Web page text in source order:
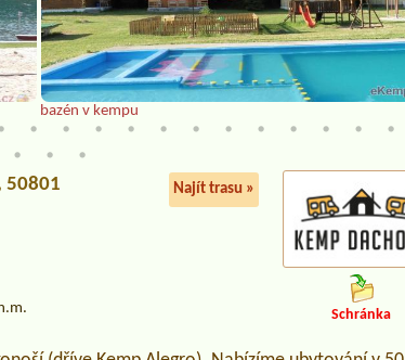
bazén v kempu
50801 Najít trasu »
Schránka